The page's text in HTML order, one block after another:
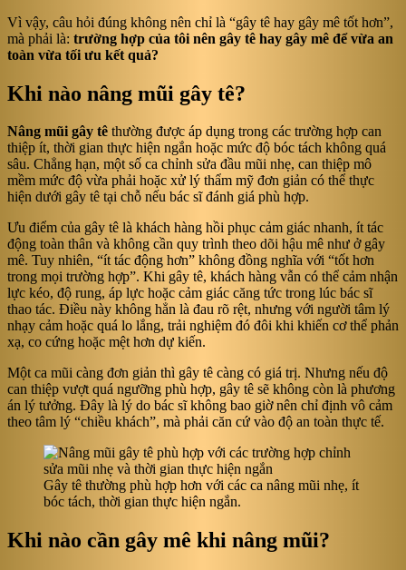
Vì vậy, câu hỏi đúng không nên chỉ là “gây tê hay gây mê tốt hơn”,
mà phải là: trường hợp của tôi nên gây tê hay gây mê để vừa an
toàn vừa tối ưu kết quả?
Khi nào nâng mũi gây tê?
Nâng mũi gây tê thường được áp dụng trong các trường hợp can
thiệp ít, thời gian thực hiện ngắn hoặc mức độ bóc tách không quá
sâu. Chẳng hạn, một số ca chỉnh sửa đầu mũi nhẹ, can thiệp mô
mềm mức độ vừa phải hoặc xử lý thẩm mỹ đơn giản có thể thực
hiện dưới gây tê tại chỗ nếu bác sĩ đánh giá phù hợp.
Ưu điểm của gây tê là khách hàng hồi phục cảm giác nhanh, ít tác
động toàn thân và không cần quy trình theo dõi hậu mê như ở gây
mê. Tuy nhiên, “ít tác động hơn” không đồng nghĩa với “tốt hơn
trong mọi trường hợp”. Khi gây tê, khách hàng vẫn có thể cảm nhận
lực kéo, độ rung, áp lực hoặc cảm giác căng tức trong lúc bác sĩ
thao tác. Điều này không hẳn là đau rõ rệt, nhưng với người tâm lý
nhạy cảm hoặc quá lo lắng, trải nghiệm đó đôi khi khiến cơ thể phản
xạ, co cứng hoặc mệt hơn dự kiến.
Một ca mũi càng đơn giản thì gây tê càng có giá trị. Nhưng nếu độ
can thiệp vượt quá ngưỡng phù hợp, gây tê sẽ không còn là phương
án lý tưởng. Đây là lý do bác sĩ không bao giờ nên chỉ định vô cảm
theo tâm lý “chiều khách”, mà phải căn cứ vào độ an toàn thực tế.
Gây tê thường phù hợp hơn với các ca nâng mũi nhẹ, ít
bóc tách, thời gian thực hiện ngắn.
Khi nào cần gây mê khi nâng mũi?